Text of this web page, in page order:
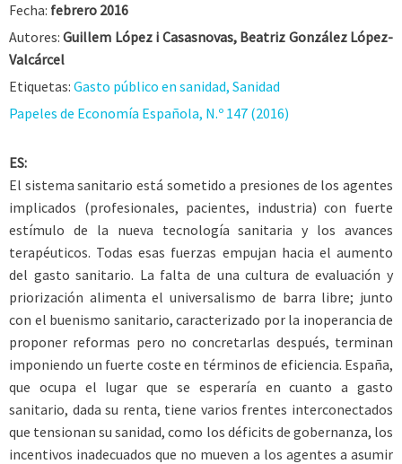
Fecha: febrero 2016
Autores:Guillem López i Casasnovas, Beatriz González López-
Valcárcel
Etiquetas: Gasto público en sanidad, Sanidad
Papeles de Economía Española, N.º 147 (2016)
ES:
El sistema sanitario está sometido a presiones de los agentes
implicados (profesionales, pacientes, industria) con fuerte
estímulo de la nueva tecnología sanitaria y los avances
terapéuticos. Todas esas fuerzas empujan hacia el aumento
del gasto sanitario. La falta de una cultura de evaluación y
priorización alimenta el universalismo de barra libre; junto
con el buenismo sanitario, caracterizado por la inoperancia de
proponer reformas pero no concretarlas después, terminan
imponiendo un fuerte coste en términos de eficiencia. España,
que ocupa el lugar que se esperaría en cuanto a gasto
sanitario, dada su renta, tiene varios frentes interconectados
que tensionan su sanidad, como los déficits de gobernanza, los
incentivos inadecuados que no mueven a los agentes a asumir